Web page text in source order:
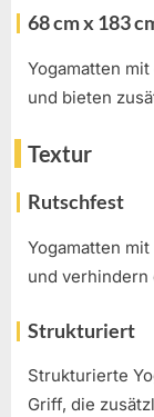
68 cm x 183
Yogamatten
und bieten
Textur
Rutschfest
Yogamatten
und verhindern
Strukturiert
Strukturierte
Griff, die